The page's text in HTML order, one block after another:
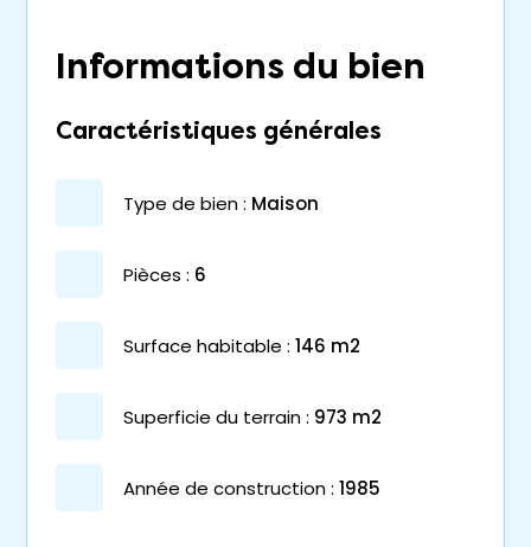
Informations du bien
Caractéristiques générales
type de bien : maison
pièces : 6
surface habitable : 146 m2
superficie du terrain : 973 m2
année de construction : 1985